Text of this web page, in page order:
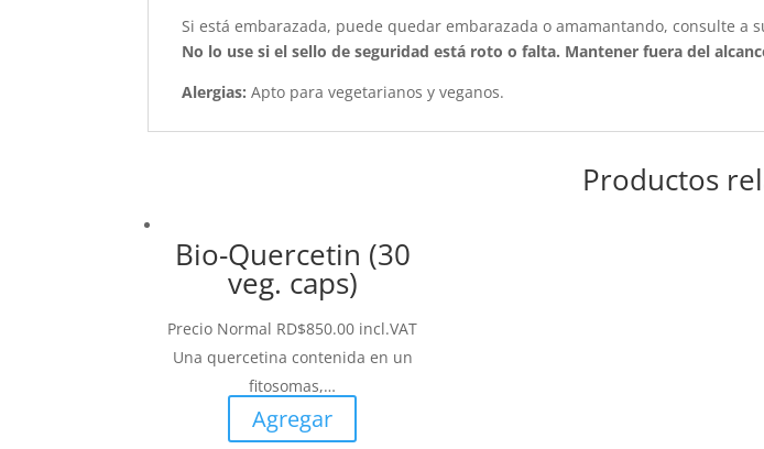
Si está embarazada, puede quedar embarazada o amamantando, consulte a
No lo use si el sello de seguridad está roto o falta. Mantener fuera del
Alergias: Apto para vegetarianos y veganos.
Productos
Bio-Quercetin (30
veg. caps)
Precio Normal RD$850.00 incl.VAT
Una quercetina contenida en un
fitosomas,…
Agregar